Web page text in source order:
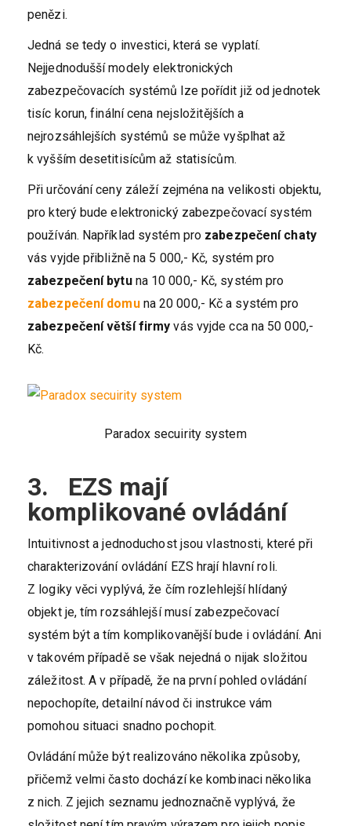
penězi.
Jedná se tedy o investici, která se vyplatí.
Nejjednodušší modely elektronických
zabezpečovacích systémů lze pořídit již od jednotek
tisíc korun, finální cena nejsložitějších a
nejrozsáhlejších systémů se může vyšplhat až
k vyšším desetitisícům až statisícům.
Při určování ceny záleží zejména na velikosti objektu,
pro který bude elektronický zabezpečovací systém
používán. Například systém pro zabezpečení chaty
vás vyjde přibližně na 5 000,- Kč, systém pro
zabezpečení bytuna 10 000,- Kč, systém pro
zabezpečení domuna 20 000,- Kč a systém pro
zabezpečení větší firmy vás vyjde cca na 50 000,-
Kč.
Paradox secuirity system
3. EZS mají
komplikované ovládání
Intuitivnost a jednoduchost jsou vlastnosti, které při
charakterizování ovládání EZS hrají hlavní roli.
Z logiky věci vyplývá, že čím rozlehlejší hlídaný
objekt je, tím rozsáhlejší musí zabezpečovací
systém být a tím komplikovanější bude i ovládání. Ani
v takovém případě se však nejedná o nijak složitou
záležitost. A v případě, že na první pohled ovládání
nepochopíte, detailní návod či instrukce vám
pomohou situaci snadno pochopit.
Ovládání může být realizováno několika způsoby,
přičemž velmi často dochází ke kombinaci několika
z nich. Z jejich seznamu jednoznačně vyplývá, že